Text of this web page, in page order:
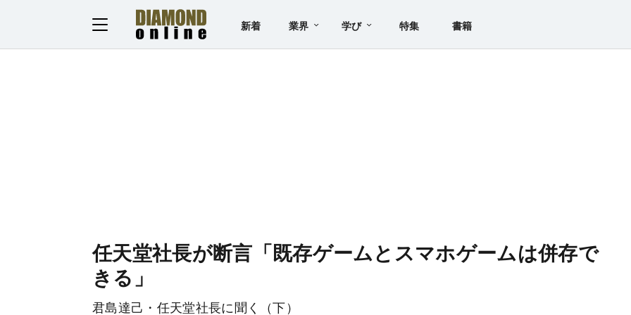
新着 業界 学び 特集 書籍
任天堂社長が断言「既存ゲームとスマホゲームは併存で
きる」
君島達己・任天堂社長に聞く（下）